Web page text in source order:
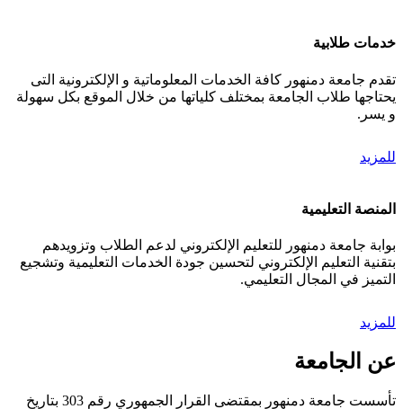
خدمات طلابية
تقدم جامعة دمنهور كافة الخدمات المعلوماتية و الإلكترونية التى
يحتاجها طلاب الجامعة بمختلف كلياتها من خلال الموقع بكل سهولة
و يسر.
للمزيد
المنصة التعليمية
بوابة جامعة دمنهور للتعليم الإلكتروني لدعم الطلاب وتزويدهم
بتقنية التعليم الإلكتروني لتحسين جودة الخدمات التعليمية وتشجيع
التميز في المجال التعليمي.
للمزيد
عن الجامعة
تأسست جامعة دمنهور بمقتضى القرار الجمهوري رقم 303 بتاريخ